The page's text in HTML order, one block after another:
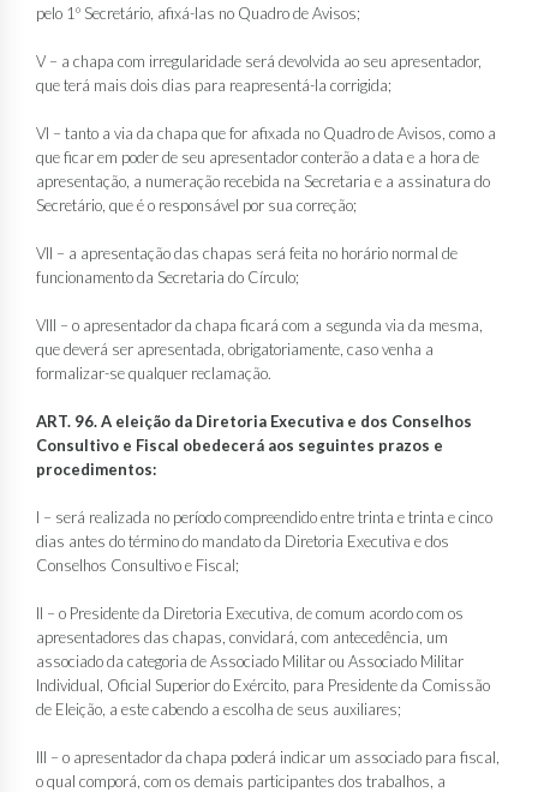
pelo 1º Secretário, afixá-las no Quadro de Avisos;
V – a chapa com irregularidade será devolvida ao seu apresentador,
que terá mais dois dias para reapresentá-la corrigida;
VI – tanto a via da chapa que for afixada no Quadro de Avisos, como a
que ficar em poder de seu apresentador conterão a data e a hora de
apresentação, a numeração recebida na Secretaria e a assinatura do
Secretário, que é o responsável por sua correção;
VII – a apresentação das chapas será feita no horário normal de
funcionamento da Secretaria do Círculo;
VIII – o apresentador da chapa ficará com a segunda via da mesma,
que deverá ser apresentada, obrigatoriamente, caso venha a
formalizar-se qualquer reclamação.
ART. 96. A eleição da Diretoria Executiva e dos Conselhos
Consultivo e Fiscal obedecerá aos seguintes prazos e
procedimentos:
I – será realizada no período compreendido entre trinta e trinta e cinco
dias antes do término do mandato da Diretoria Executiva e dos
Conselhos Consultivo e Fiscal;
II – o Presidente da Diretoria Executiva, de comum acordo com os
apresentadores das chapas, convidará, com antecedência, um
associado da categoria de Associado Militar ou Associado Militar
Individual, Oficial Superior do Exército, para Presidente da Comissão
de Eleição, a este cabendo a escolha de seus auxiliares;
III – o apresentador da chapa poderá indicar um associado para fiscal,
o qual comporá, com os demais participantes dos trabalhos, a